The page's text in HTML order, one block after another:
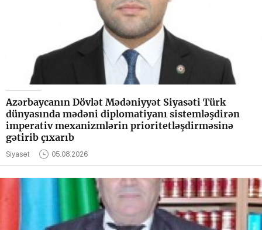
Azərbaycanın Dövlət Mədəniyyət Siyasəti Türk
dünyasında mədəni diplomatiyanı sistemləşdirən
imperativ mexanizmlərin prioritetləşdirməsinə
gətirib çıxarıb
Siyasət 05.08.2026